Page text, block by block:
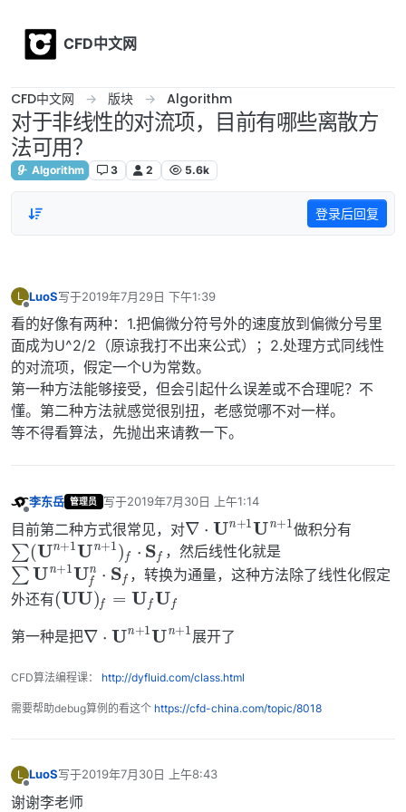
CFD中文网
CFD中文网 版块 Algorithm
对于非线性的对流项，目前有哪些离散方
法可用？
Algorithm 3 2 5.6k
登录后回复
L
离线
LuoS写于2019年7月29日 下午1:39
最后由 编辑
看的好像有两种：1.把偏微分符号外的速度放到偏微分号里
面成为U^2/2（原谅我打不出来公式）；2.处理方式同线性
的对流项，假定一个U为常数。
第一种方法能够接受，但会引起什么误差或不合理呢？不
懂。第二种方法就感觉很别扭，老感觉哪不对一样。
等不得看算法，先抛出来请教一下。
李东岳 管理员 写于2019年7月30日 上午1:14
最后由 编辑
目前第二种方式很常见，对∇ ⋅Un+1Un +
1 做积分有
∑(Un+1Un+1)f⋅ Sf
，然后线性化就是
∑Un+1Uf n⋅S f
，转换为通量，这种方法除了线性化假定
外还有
(UU)f =UfUf
第一种是把∇ ⋅Un+1Un+
1 展开了
CFD算法编程课： http://dyfluid.com/class.html
需要帮助debug算例的看这个 https://cfd-china.com/topic/8018
L
离线
LuoS写于2019年7月30日 上午8:43
最后由 编辑
谢谢李老师